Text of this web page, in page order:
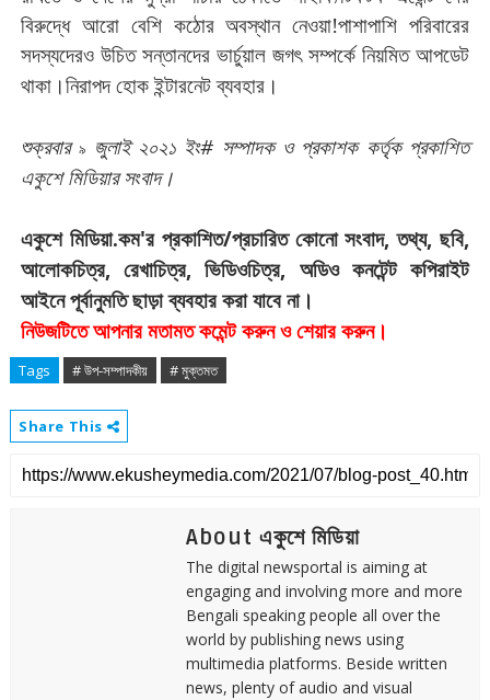
বিরুদ্ধে আরো বেশি কঠোর অবস্থান নেওয়া!পাশাপাশি পরিবারের
সদস্যদেরও উচিত সন্তানদের ভার্চুয়াল জগৎ সম্পর্কে নিয়মিত আপডেট
থাকা।নিরাপদ হোক ইন্টারনেট ব্যবহার।
শুক্রবার ৯ জুলাই ২০২১ ইং# সম্পাদক ও প্রকাশক কর্তৃক প্রকাশিত
একুশে মিডিয়ার সংবাদ।
একুশে মিডিয়া.কম'র প্রকাশিত/প্রচারিত কোনো সংবাদ,তথ্য,ছবি,
আলোকচিত্র,রেখাচিত্র,ভিডিওচিত্র, অডিও কনটেন্ট কপিরাইট
আইনে পূর্বানুমতি ছাড়া ব্যবহার করা যাবে না।
নিউজটিতে আপনার মতামত কমেন্ট করুন ও শেয়ার করুন।
Tags # উপ-সম্পাদকীয় # মুক্তমত
Share This
About একুশে মিডিয়া
The digital newsportal is aiming at
engaging and involving more and more
Bengali speaking people all over the
world by publishing news using
multimedia platforms. Beside written
news, plenty of audio and visual